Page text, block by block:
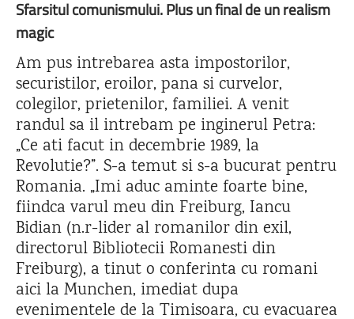
Sfarsitul comunismului. Plus un final de un realism
magic
Am pus intrebarea asta impostorilor,
securistilor, eroilor, pana si curvelor,
colegilor, prietenilor, familiei. A venit
randul sa il intrebam pe inginerul Petra:
„Ce ati facut in decembrie 1989, la
Revolutie?”. S-a temut si s-a bucurat pentru
Romania. „Imi aduc aminte foarte bine,
fiindca varul meu din Freiburg, Iancu
Bidian (n.r-lider al romanilor din exil,
directorul Bibliotecii Romanesti din
Freiburg), a tinut o conferinta cu romani
aici la Munchen, imediat dupa
evenimentele de la Timisoara, cu evacuarea